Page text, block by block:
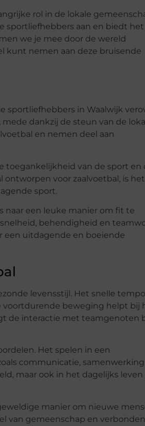
rol in de lokale
sportliefhebbers aan en biedt het
we je mee door de wereld
kunt nemen aan deze bruisende
sportliefhebbers in Waalwijk
dankzij de steun van de
en nemen deel aan
toegankelijkheid van de sport en
voor zaalvoetbal, is het
sport.
naar een leuke manier om fit te
behendigheid en
een uitdagende en boeiende
levensstijl. Het snelle
voortdurende beweging helpt bij
de interactie met teamgenoten
Het spelen in een
communicatie, samenwerking
maar ook in het dagelijks leven
manier om nieuwe
van gemeenschap en